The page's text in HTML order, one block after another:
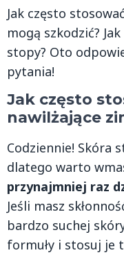
Jak często
mogą szkodzić?
stopy? Oto
pytania!
Jak często
nawilżające
Codziennie! Skóra
dlatego warto
przynajmniej raz
Jeśli masz
bardzo suchej
formuły i stosuj je